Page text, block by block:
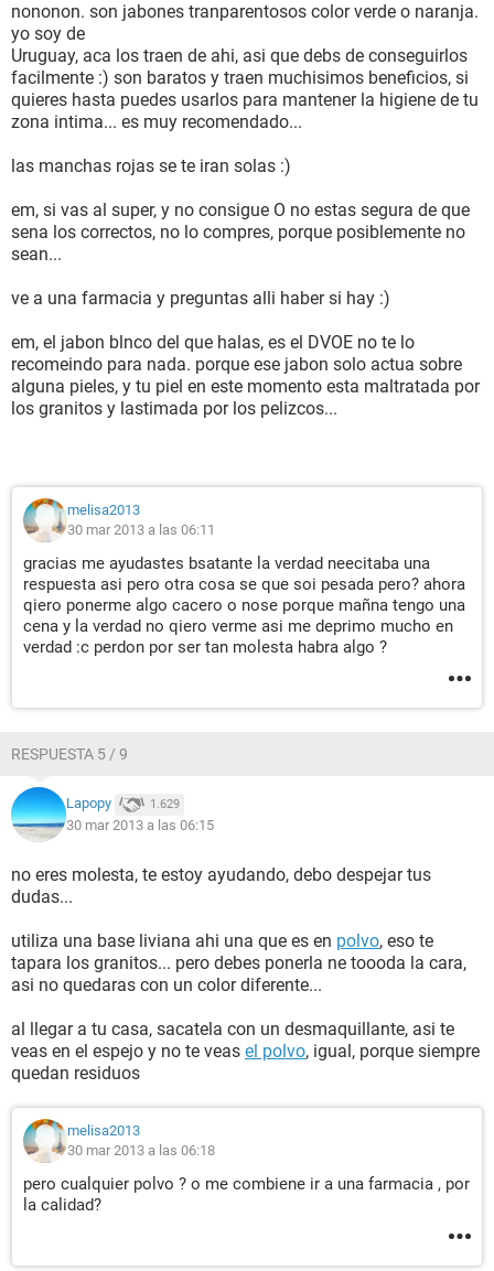
nononon. son jabones tranparentosos color verde o naranja.
yo soy de
Uruguay, aca los traen de ahi, asi que debs de conseguirlos
facilmente :) son baratos y traen muchisimos beneficios, si
quieres hasta puedes usarlos para mantener la higiene de tu
zona intima... es muy recomendado...
las manchas rojas se te iran solas :)
em, si vas al super, y no consigue O no estas segura de que
sena los correctos, no lo compres, porque posiblemente no
sean...
ve a una farmacia y preguntas alli haber si hay :)
em, el jabon blnco del que halas, es el DVOE no te lo
recomeindo para nada. porque ese jabon solo actua sobre
alguna pieles, y tu piel en este momento esta maltratada por
los granitos y lastimada por los pelizcos...
melisa2013
30 mar 2013 a las 06:11
gracias me ayudastes bsatante la verdad neecitaba una
respuesta asi pero otra cosa se que soi pesada pero? ahora
qiero ponerme algo cacero o nose porque mañna tengo una
cena y la verdad no qiero verme asi me deprimo mucho en
verdad :c perdon por ser tan molesta habra algo ?
RESPUESTA 5 / 9
Lapopy 1.629
30 mar 2013 a las 06:15
no eres molesta, te estoy ayudando, debo despejar tus
dudas...
utiliza una base liviana ahi una que es en polvo, eso te
tapara los granitos... pero debes ponerla ne toooda la cara,
asi no quedaras con un color diferente...
al llegar a tu casa, sacatela con un desmaquillante, asi te
veas en el espejo y no te veas el polvo, igual, porque siempre
quedan residuos
melisa2013
30 mar 2013 a las 06:18
pero cualquier polvo ? o me combiene ir a una farmacia , por
la calidad?